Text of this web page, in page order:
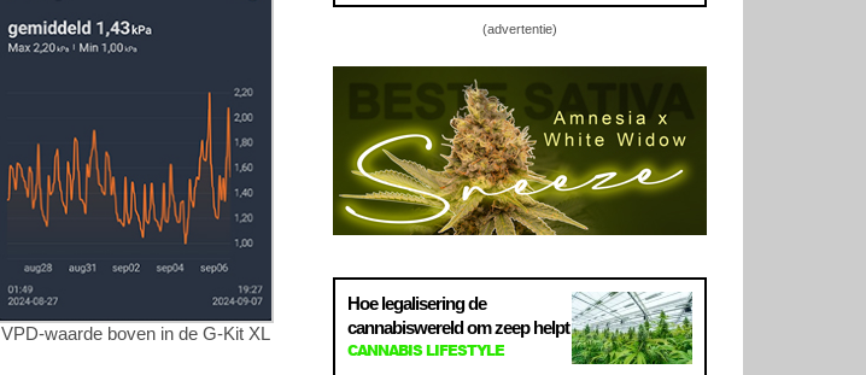
VPD-waarde boven in de G-Kit XL
(advertentie)
Hoe legalisering de
cannabiswereld om zeep helpt
CANNABIS LIFESTYLE